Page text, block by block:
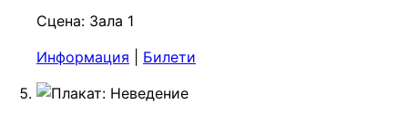
Сцена: Зала 1
Информация
Билети